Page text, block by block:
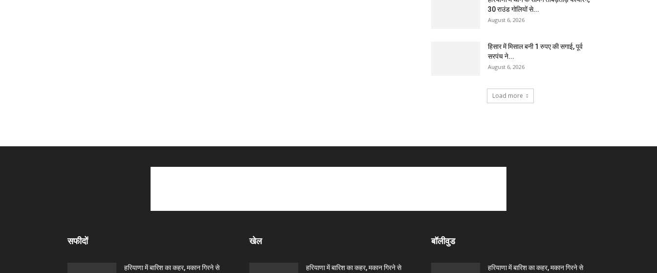
30 राउंड गोलियों से...
August 6, 2026
हिसार में मिसाल बनी 1 रुपए की सगाई, पूर्व
सरपंच ने...
August 6, 2026
Load more
सफीदों
हरियाणा में बारिश का कहर, मकान गिरने से
खेल
हरियाणा में बारिश का कहर, मकान गिरने से
बॉलीवुड
हरियाणा में बारिश का कहर, मकान गिरने से